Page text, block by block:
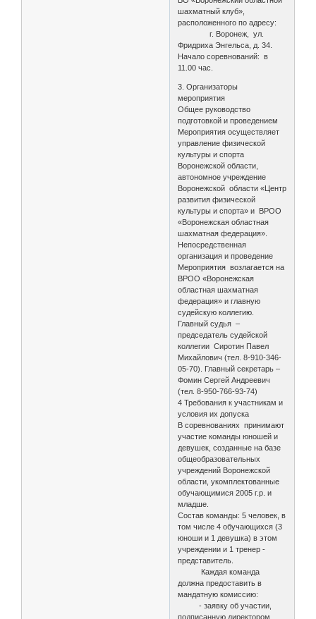
шахматный клуб»,
расположенного по адресу:
г. Воронеж, ул.
Фридриха Энгельса, д. 34.
Начало соревнований: в
11.00 час.
3. Организаторы
мероприятия
Общее руководство
подготовкой и проведением
Мероприятия осуществляет
управление физической
культуры и спорта
Воронежской области,
автономное учреждение
Воронежской области «Центр
развития физической
культуры и спорта» и ВРОО
«Воронежская областная
шахматная федерация».
Непосредственная
организация и проведение
Мероприятия возлагается на
ВРОО «Воронежская
областная шахматная
федерация» и главную
судейскую коллегию.
Главный судья –
председатель судейской
коллегии Сиротин Павел
Михайлович (тел. 8-910-346-
05-70). Главный секретарь –
Фомин Сергей Андреевич
(тел. 8-950-766-93-74)
4 Требования к участникам и
условия их допуска
В соревнованиях принимают
участие команды юношей и
девушек, созданные на базе
общеобразовательных
учреждений Воронежской
области, укомплектованные
обучающимися 2005 г.р. и
младше.
Состав команды: 5 человек, в
том числе 4 обучающихся (3
юноши и 1 девушка) в этом
учреждении и 1 тренер -
представитель.
Каждая команда
должна предоставить в
мандатную комиссию:
- заявку об участии,
подписанную директором